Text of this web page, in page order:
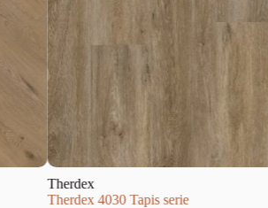
Therdex 4030 Tapis serie